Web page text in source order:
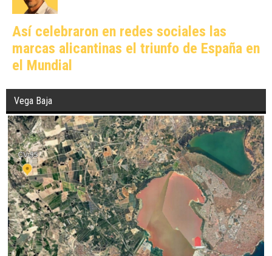
Así celebraron en redes sociales las
marcas alicantinas el triunfo de España en
el Mundial
Vega Baja